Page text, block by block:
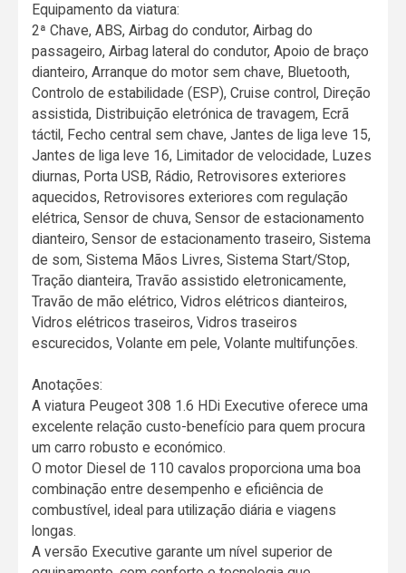
Equipamento da viatura:
2ª Chave, ABS, Airbag do condutor, Airbag do
passageiro, Airbag lateral do condutor, Apoio de braço
dianteiro, Arranque do motor sem chave, Bluetooth,
Controlo de estabilidade (ESP), Cruise control, Direção
assistida, Distribuição eletrónica de travagem, Ecrã
táctil, Fecho central sem chave, Jantes de liga leve 15,
Jantes de liga leve 16, Limitador de velocidade, Luzes
diurnas, Porta USB, Rádio, Retrovisores exteriores
aquecidos, Retrovisores exteriores com regulação
elétrica, Sensor de chuva, Sensor de estacionamento
dianteiro, Sensor de estacionamento traseiro, Sistema
de som, Sistema Mãos Livres, Sistema Start/Stop,
Tração dianteira, Travão assistido eletronicamente,
Travão de mão elétrico, Vidros elétricos dianteiros,
Vidros elétricos traseiros, Vidros traseiros
escurecidos, Volante em pele, Volante multifunções.
Anotações:
A viatura Peugeot 308 1.6 HDi Executive oferece uma
excelente relação custo-benefício para quem procura
um carro robusto e económico.
O motor Diesel de 110 cavalos proporciona uma boa
combinação entre desempenho e eficiência de
combustível, ideal para utilização diária e viagens
longas.
A versão Executive garante um nível superior de